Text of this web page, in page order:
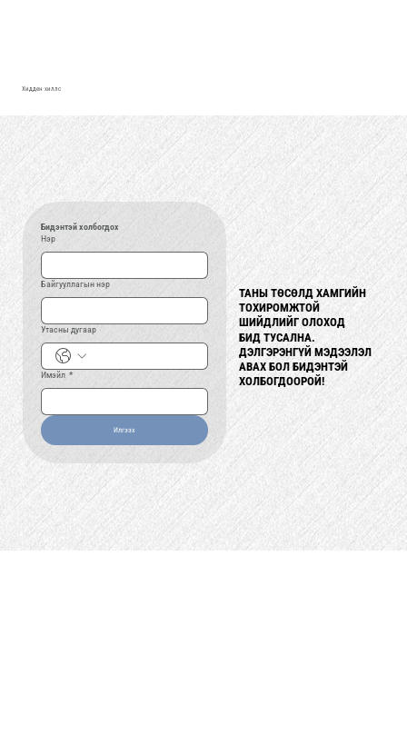
Хидден хиллс
Бидэнтэй холбогдох
Нэр
Байгууллагын нэр
Утасны дугаар
Имэйл *
Илгээх
ТАНЫ ТӨСӨЛД ХАМГИЙН
ТОХИРОМЖТОЙ
ШИЙДЛИЙГ О�ЛОХОД
БИД ТУСАЛНА.
ДЭЛГЭРЭНГҮЙ МЭДЭЭЛЭЛ
АВАХ БОЛ БИДЭНТЭЙ
ХОЛБОГДООРОЙ!
ТАНЫ ТӨСӨЛД ХАМГИЙН
ТОХИРОМЖТОЙ
ШИЙДЛИЙГ ОЛОХОД
БИД ТУСАЛНА.
ДЭЛГЭРЭНГҮЙ МЭДЭЭЛЭЛ
АВАХ БОЛ БИДЭНТЭЙ
ХОЛБОГДООРОЙ!